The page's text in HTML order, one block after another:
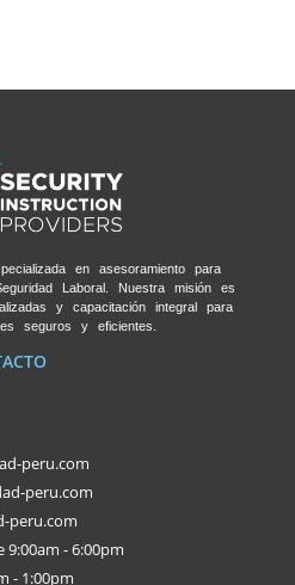
en asesoramiento para
Laboral. Nuestra misión es
y capacitación integral para
seguros y eficientes.
peru.com
peru.com
peru.com
9:00am - 6:00pm
- 1:00pm